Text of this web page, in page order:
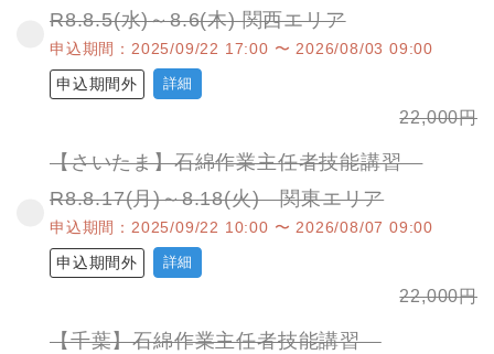
R8.8.5(水)～8.6(木) 関西エリア
申込期間：2025/09/22 17:00 〜 2026/08/03 09:00
申込期間外 詳細
22,000円
【さいたま】石綿作業主任者技能講習
R8.8.17(月)～8.18(火) 関東エリア
申込期間：2025/09/22 10:00 〜 2026/08/07 09:00
申込期間外 詳細
22,000円
【千葉】石綿作業主任者技能講習